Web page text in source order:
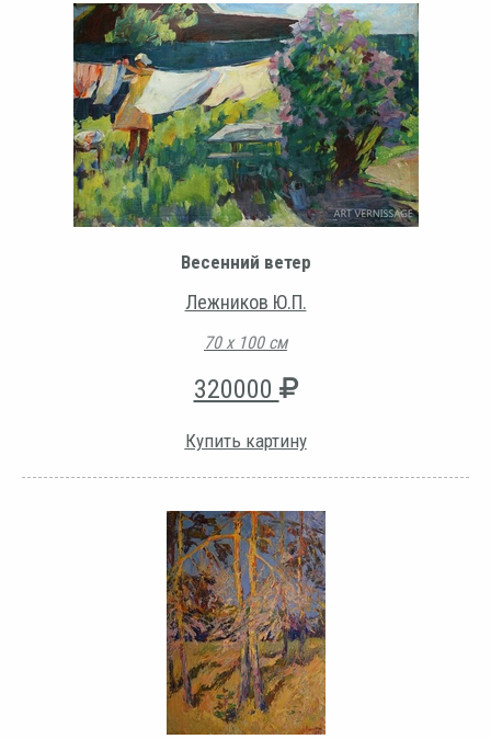
Весенний ветер
Лежников Ю.П.
70 х 100 см
320000
Купить картину